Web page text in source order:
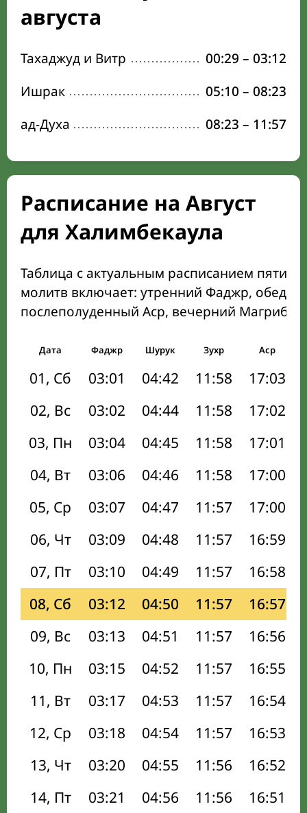
августа
Тахаджуд и Витр 00:29 – 03:12
Ишрак
05:10 – 08:23
ад-Духа
08:23 – 11:57
Расписание на Август
для Халимбекаула
Таблица с актуальным расписанием пяти
молитв включает: утренний Фаджр,
послеполуденный Аср, вечерний Магриб
Дата Фаджр Шурук Зухр Аср
01, Сб 03:01 04:42 11:58 17:03
02, Вс
03:02 04:44 11:58 17:02
03, Пн
03:04 04:45 11:58 17:01
04, Вт
03:06 04:46 11:58 17:00
05, Ср
03:07 04:47 11:57 17:00
06, Чт
03:09 04:48 11:57 16:59
07, Пт
03:10 04:49 11:57 16:58
08, Сб
03:12 04:50 11:57 16:57
09, Вс
03:13 04:51 11:57 16:56
10, Пн
03:15 04:52 11:57 16:55
11, Вт
03:17 04:53 11:57 16:54
12, Ср
03:18 04:54 11:57 16:53
13, Чт
03:20 04:55 11:56 16:52
14, Пт
03:21 04:56 11:56 16:51